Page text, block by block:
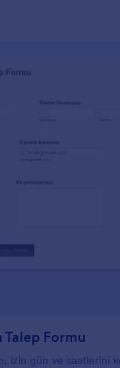
Formu
izin gün ve saatlerini